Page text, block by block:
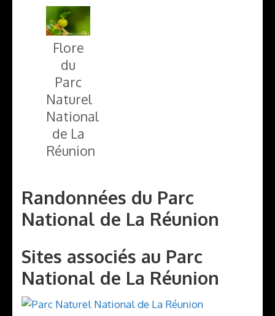
Flore
du
Parc
Naturel
National
de La
Réunion
Randonnées du Parc
National de La Réunion
Sites associés au Parc
National de La Réunion